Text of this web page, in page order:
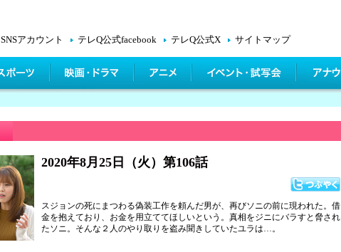
SNSアカウント テレQ公式facebook テレQ公式X サイトマップ
2020年8月25日（火）第106話
スジョンの死にまつわる偽装工作を頼んだ男が、再びソニの前に現われた。借
金を抱えており、お金を用立ててほしいという。真相をジニにバラすと脅され
たソニ。そんな２人のやり取りを盗み聞きしていたユラは…。